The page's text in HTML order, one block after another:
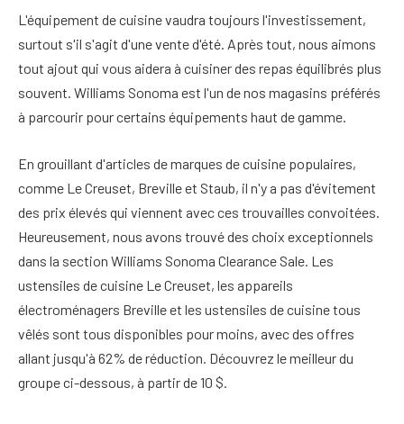
L'équipement de cuisine vaudra toujours l'investissement,
surtout s'il s'agit d'une vente d'été. Après tout, nous aimons
tout ajout qui vous aidera à cuisiner des repas équilibrés plus
souvent. Williams Sonoma est l'un de nos magasins préférés
à parcourir pour certains équipements haut de gamme.
En grouillant d'articles de marques de cuisine populaires,
comme Le Creuset, Breville et Staub, il n'y a pas d'évitement
des prix élevés qui viennent avec ces trouvailles convoitées.
Heureusement, nous avons trouvé des choix exceptionnels
dans la section Williams Sonoma Clearance Sale. Les
ustensiles de cuisine Le Creuset, les appareils
électroménagers Breville et les ustensiles de cuisine tous
vêlés sont tous disponibles pour moins, avec des offres
allant jusqu'à 62% de réduction. Découvrez le meilleur du
groupe ci-dessous, à partir de 10 $.